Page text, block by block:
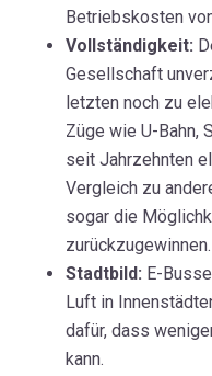
Betriebskosten
Vollständigkeit:
Gesellschaft
letzten noch zu
Züge wie U-Bahn,
seit Jahrzehnten
Vergleich zu
sogar die
zurückzugewinnen.
Stadtbild: E-
Luft in
dafür, dass
kann.